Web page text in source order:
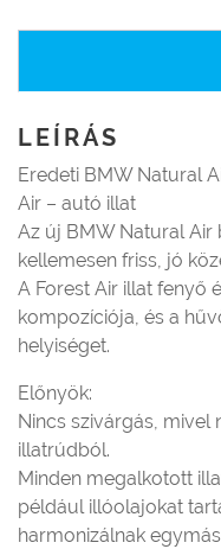
LEÍRÁS
Eredeti BMW Natural
Air – autó illat
Az új BMW Natural
kellemesen friss, jó
A Forest Air illat fenyő
kompozíciója, és a
helyiséget.
Előnyök:
Nincs szivárgás,
illatrúdból.
Minden megalkotott
például illóolajokat
harmonizálnak